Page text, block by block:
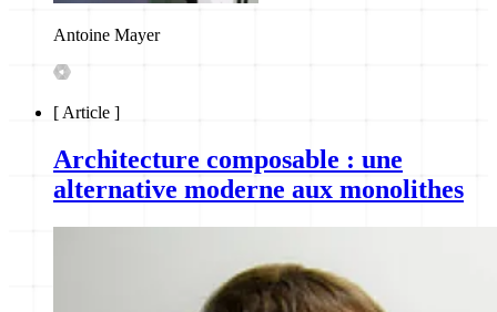
Antoine Mayer
[ Article ]
Architecture composable : une
alternative moderne aux monolithes